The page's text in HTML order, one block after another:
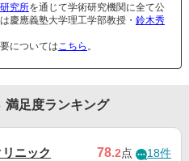
究所を通じて学術研究機関に全て公
慶應義塾大学理工学部教授・ 鈴木秀
についてはこちら 。
満足度ランキング
ニック 78.2点 18件